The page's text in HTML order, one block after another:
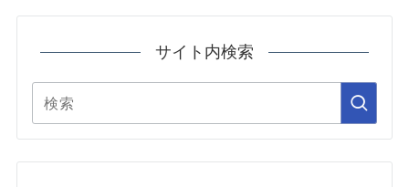
サイト内検索